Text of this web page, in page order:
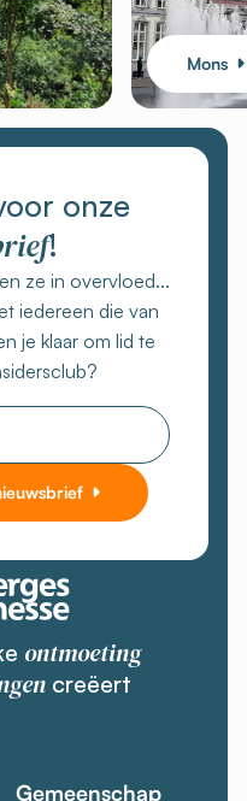
Mons
onze
!
ze in overvloed...
iedereen die van
je klaar om lid te
ontmoeting
creëert
Gemeenschap